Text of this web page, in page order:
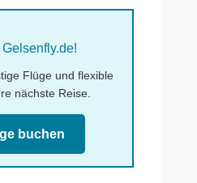
Flüge und flexible
nächste Reise.
buchen